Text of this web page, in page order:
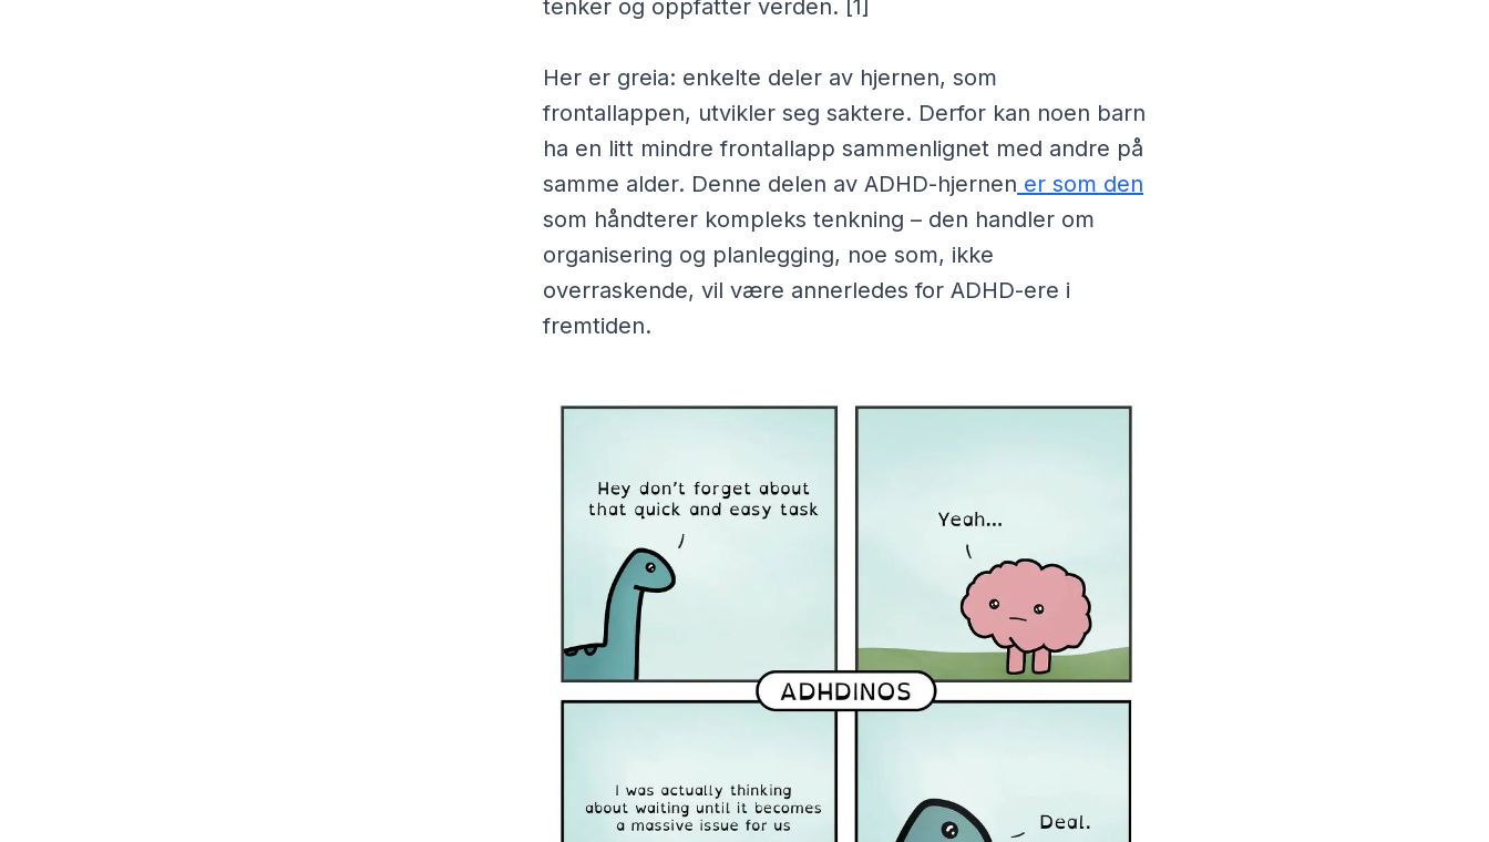
tenker og oppfatter verden. [1]
Her er greia: enkelte deler av hjernen, som
frontallappen, utvikler seg saktere. Derfor kan noen barn
ha en litt mindre frontallapp sammenlignet med andre på
samme alder. Denne delen av ADHD-hjernen er som den
som håndterer kompleks tenkning – den handler om
organisering og planlegging, noe som, ikke
overraskende, vil være annerledes for ADHD-ere i
fremtiden.